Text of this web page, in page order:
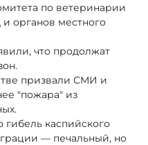
по ветеринарии
органов местного
что продолжат
призвали СМИ и
"пожара" из
каспийского
— печальный, но